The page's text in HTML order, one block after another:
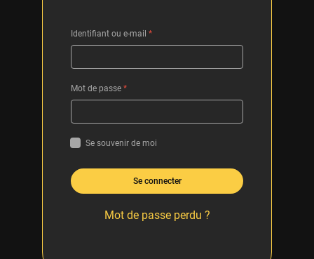
Identifiant ou e-mail *
Mot de passe *
Se souvenir de moi
Se connecter
Mot de passe perdu ?